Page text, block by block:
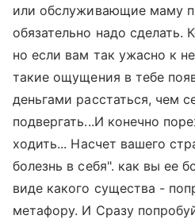
или обслуживающие маму
обязательно надо сделать.
но если вам так ужасно к
такие ощущения в тебе
деньгами расстаться, чем
подвергать...И конечно
ходить... Насчет вашего
болезнь в себя". как вы ее
виде какого существа -
метафору. И Сразу